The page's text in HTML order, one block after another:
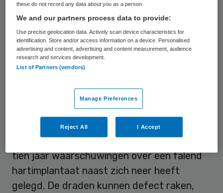
risico’s van de ICD-draden waarmee zij
dagelijks leven.
Onterechte shocks
Nederlands Tijdschrift voor Geneeskunde
(NTVG), Nieuwsuur en De Groene
Amsterdammer blijkt dat de fabrikant van
medische hulpmiddelen Biotronik al ruim
tien jaar waarschuwingen over een falend
hartimplantaat naast zich neer heeft
gelegd. De draden kunnen defect raken,
these do not record any data about you as a person
We and our partners process data to provide:
Use precise geolocation data. Actively scan device characteristics for
identification. Store and/or access information on a device. Personalised
advertising and content, advertising and content measurement, audience
research and services development.
List of Partners (vendors)
Manage Preferences
Reject All I Accept